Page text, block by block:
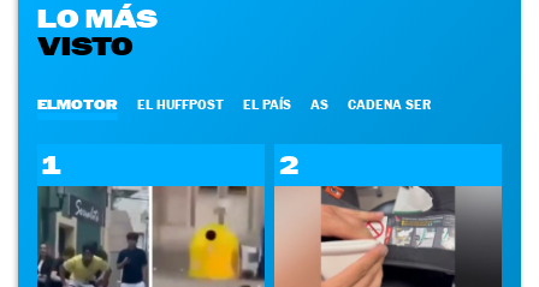
LO MÁS
VISTO
ELMOTOR EL HUFFPOST EL PAÍS AS CADENA SER
1 2